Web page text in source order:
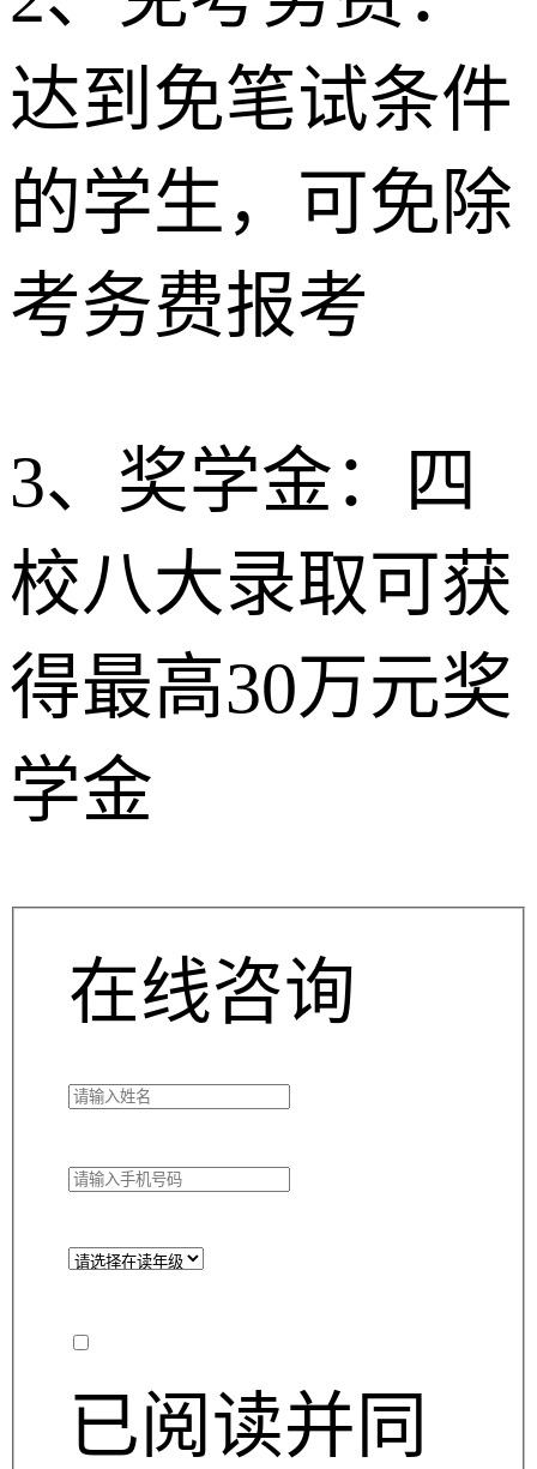
达到免笔试条件
的学生，可免除
考务费报考
3、奖学金：四
校八大录取可获
得最高30万元奖
学金
在线咨询
已阅读并同